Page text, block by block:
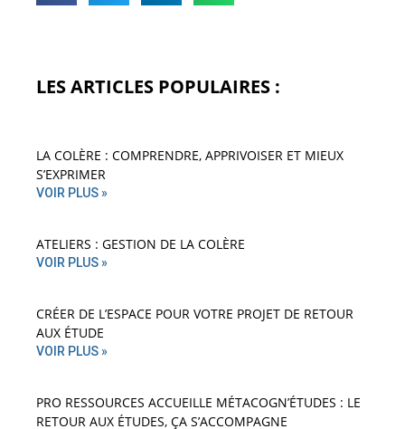
LES ARTICLES POPULAIRES :
LA COLÈRE : COMPRENDRE, APPRIVOISER ET MIEUX
S’EXPRIMER
VOIR PLUS »
ATELIERS : GESTION DE LA COLÈRE
VOIR PLUS »
CRÉER DE L’ESPACE POUR VOTRE PROJET DE RETOUR
AUX ÉTUDE
VOIR PLUS »
PRO RESSOURCES ACCUEILLE MÉTACOGN’ÉTUDES : LE
RETOUR AUX ÉTUDES, ÇA S’ACCOMPAGNE